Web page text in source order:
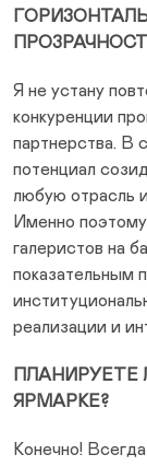
Я не устану
конкуренции
партнерства. В
потенциал
любую отрасль
Именно поэтому
галеристов на
показательным
реализации и
ПЛАНИРУЕТЕ
ЯРМАРКЕ?
Конечно!